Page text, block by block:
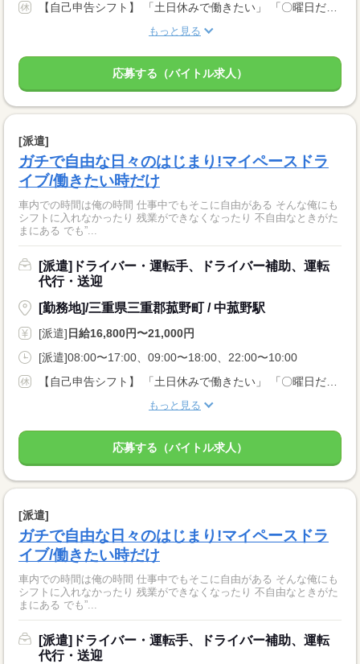
【自己申告シフト】 「土日休みで働きたい」 「〇曜日だけ働きたい」 働きたい日は事前に選べます。 お休み希望の曜日・時間についても 面談の際に教えてくださいね。 ※こちらは中型以上のお仕事の例です
もっと見る
応募する（バイトル求人）
[派遣]
ガチで自由な日々のはじまり!マイペースドラ
イブ/働きたい時だけ
車内での時間は俺の時間 仕事中でもそこに自由がある そんな俺にも
シフトに入れなかったり 残業ができなくなったり 不自由なときがた
まにある でも”...
[派遣]ドライバー・運転手、ドライバー補助、運転
代行・送迎
[勤務地]/三重県三重郡菰野町 / 中菰野駅
[派遣] 日給16,800円〜21,000円
[派遣]08:00〜17:00、09:00〜18:00、22:00〜10:00
【自己申告シフト】 「土日休みで働きたい」 「〇曜日だけ働きたい」 働きたい日は事前に選べます。 お休み希望の曜日・時間についても 面談の際に教えてくださいね。 ※こちらは中型以上のお仕事の例です
もっと見る
応募する（バイトル求人）
[派遣]
ガチで自由な日々のはじまり!マイペースドラ
イブ/働きたい時だけ
車内での時間は俺の時間 仕事中でもそこに自由がある そんな俺にも
シフトに入れなかったり 残業ができなくなったり 不自由なときがた
まにある でも”...
[派遣]ドライバー・運転手、ドライバー補助、運転
代行・送迎